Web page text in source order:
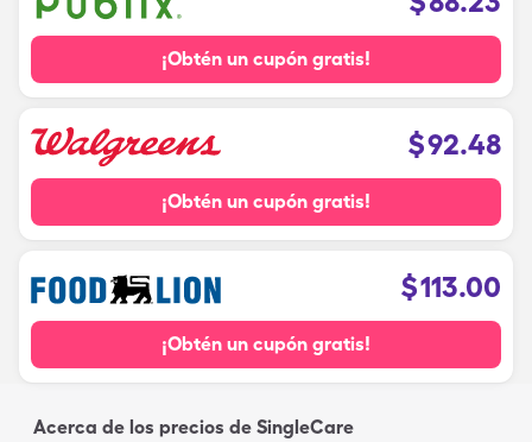
¡Obtén un cupón gratis!
$92.48
¡Obtén un cupón gratis!
$113.00
¡Obtén un cupón gratis!
Acerca de los precios de SingleCare